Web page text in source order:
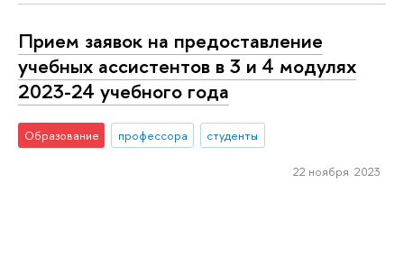
Прием заявок на предоставление
учебных ассистентов в 3 и 4 модулях
2023-24 учебного года
Образование профессора студенты
22 ноября 2023